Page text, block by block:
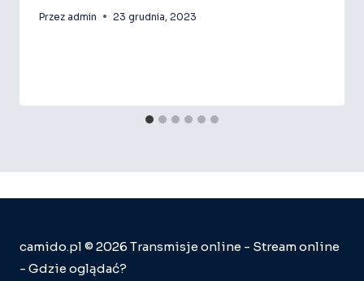
Przez admin 23 grudnia, 2023
camido.pl © 2026 Transmisje online - Stream online
- Gdzie oglądać?